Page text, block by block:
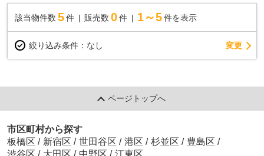
該当物件数 5件 販売数 0 件 1～5 件を表示
絞り込み条件： なし 変更
ページトップへ
市区町村から探す
板橋区 / 新宿区 / 世田谷区 / 港区 / 杉並区 / 豊島区 /